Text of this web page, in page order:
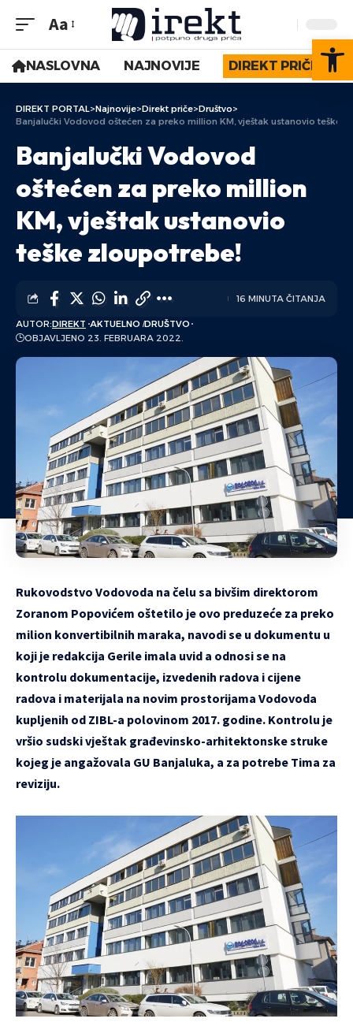
Aa
NASLOVNA NAJNOVIJE DIREKT PRIČE
DIREKT PORTAL>Najnovije>Direkt priče>Društvo>
Banjalučki Vodovod oštećen za preko million KM, vještak ustanovio teške
Banjalučki Vodovod
oštećen za preko million
KM, vještak ustanovio
teške zloupotrebe!
AUTOR:DIREKT AKTUELNO DRUŠTVO
OBJAVLJENO 23. FEBRUARA 2022.
16 MINUTA ČITANJA
Rukovodstvo Vodovoda na čelu sa bivšim direktorom
Zoranom Popovićem oštetilo je ovo preduzeće za preko
milion konvertibilnih maraka, navodi se u dokumentu u
koji je redakcija Gerile imala uvid a odnosi se na
kontrolu dokumentacije, izvedenih radova i cijene
radova i materijala na novim prostorijama Vodovoda
kupljenih od ZIBL-a polovinom 2017. godine. Kontrolu je
vršio sudski vještak građevinsko-arhitektonske struke
kojeg je angažovala GU Banjaluka, a za potrebe Tima za
reviziju.